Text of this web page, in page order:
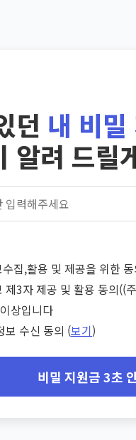
던 내 비밀
알려 드릴
집,활용 및 제공을 위한
제3자 제공 및 활용 동의((
상입니다
보 수신 동의 (보기)
비밀 지원금 3초